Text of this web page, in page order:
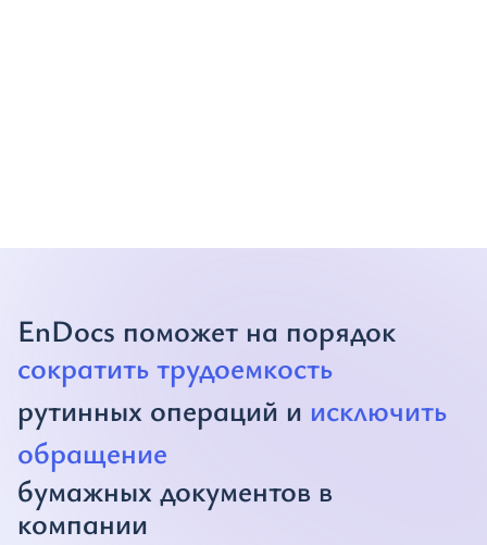
EnDocs поможет на порядок
сократить трудоемкость
рутинных операций и исключить
обращение
бумажных документов в
компании